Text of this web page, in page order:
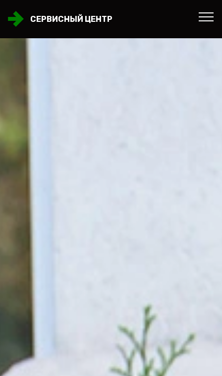
СЕРВИСНЫЙ ЦЕНТР